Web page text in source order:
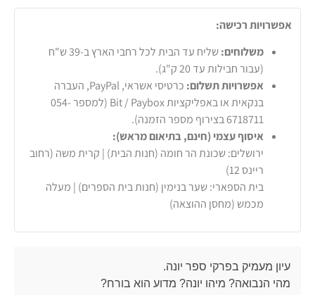
אפשרויות רכישה:
משלוחים:
שליח עד הבית לכל רחבי הארץ ב-39 ש"ח
(עבור חבילות עד 20 ק"ג).
אפשרויות תשלום:
כרטיסי אשראי, PayPal, העברה
בנקאית או באפליקציות Bit / Paybox (למספר 054-
6718711 בצירוף מספר הזמנה).
איסוף עצמי (חינם, בתיאום מראש):
ירושלים: שכונת הר חומה (חנות הבית) | קרית משה (רחוב
ריינס 12)
בית הספארי: שער בנימין (חנות בית הספרים) | מעלה
מכמש (מחסן ההוצאה)
עיון מעמיק בפרקי ספר יונה.
מהי הנבואה? מיהו יונה? מדוע הוא בורח?